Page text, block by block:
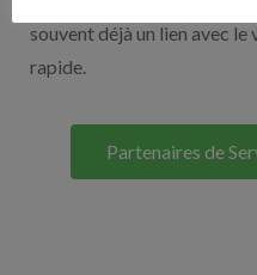
souvent déjà un lien avec
rapide.
Partenaires de